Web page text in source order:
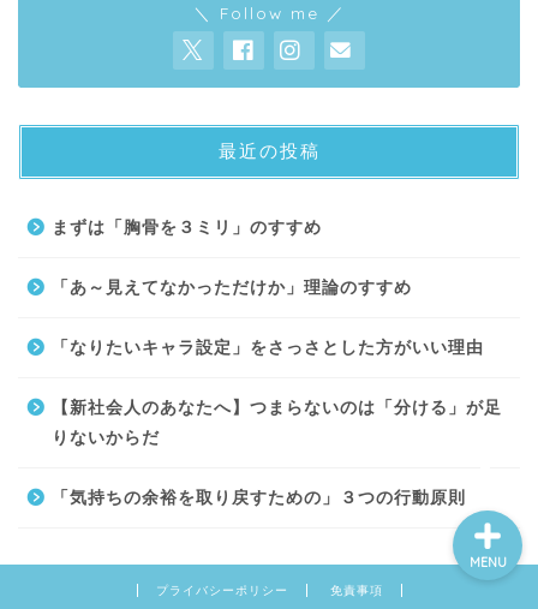
＼ Follow me ／
最近の投稿
まずは「胸骨を３ミリ」のすすめ
「あ～見えてなかっただけか」理論のすすめ
「なりたいキャラ設定」をさっさとした方がいい理由
【新社会人のあなたへ】つまらないのは「分ける」が足
りないからだ
「気持ちの余裕を取り戻すための」３つの行動原則
プライバシーポリシー 免責事項
MENU
サイトマップ
プライバシーポリシー